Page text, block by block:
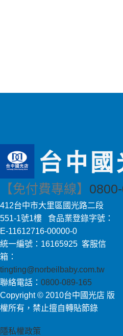
【免付費專線】
412台中市大里區國光路二段
551-1號1樓 食品業登錄字號：
E-11612716-00000-0
統一編號：16165925 客服信
箱：
tingting@norbeilbaby.com.tw
聯絡電話： 0800-089-165
Copyright © 2010台中國光店 版
權所有，禁止擅自轉貼節錄
隱私權政策